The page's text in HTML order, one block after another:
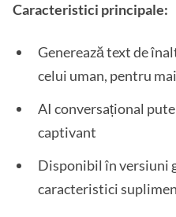
Caracteristici principale:
Generează text de
celui uman, pentru
AI conversațional
captivant
Disponibil în versiuni
caracteristici